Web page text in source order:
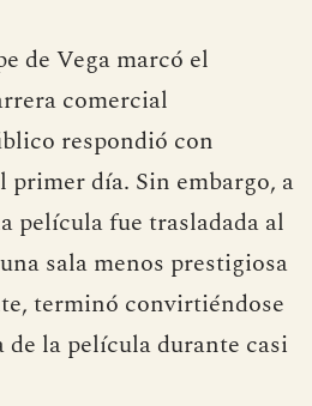
de Vega marcó el
comercial
respondió con
primer día. Sin embargo, a
película fue trasladada al
sala menos prestigiosa
terminó convirtiéndose
la película durante casi